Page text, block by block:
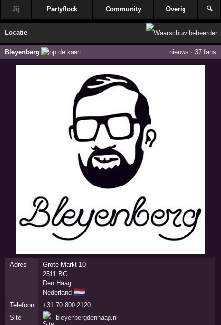
Jij Partyflock Community Overig 🔍
Locatie
Bleyenberg nieuws · 37 fans
Adres
Grote Markt 10
2511 BG
Den Haag
Nederland 🇳🇱
Telefoon
+31 70 800 2120
Site
bleyenbergdenhaag.nl